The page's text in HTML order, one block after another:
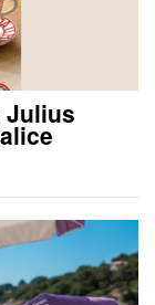
Julius